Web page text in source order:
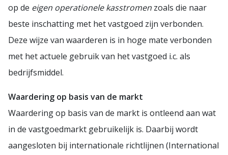
op de eigen operationele kasstromen zoals die naar
beste inschatting met het vastgoed zijn verbonden.
Deze wijze van waarderen is in hoge mate verbonden
met het actuele gebruik van het vastgoed i.c. als
bedrijfsmiddel.
Waardering op basis van de markt
Waardering op basis van de markt is ontleend aan wat
in de vastgoedmarkt gebruikelijk is. Daarbij wordt
aangesloten bij internationale richtlijnen (International